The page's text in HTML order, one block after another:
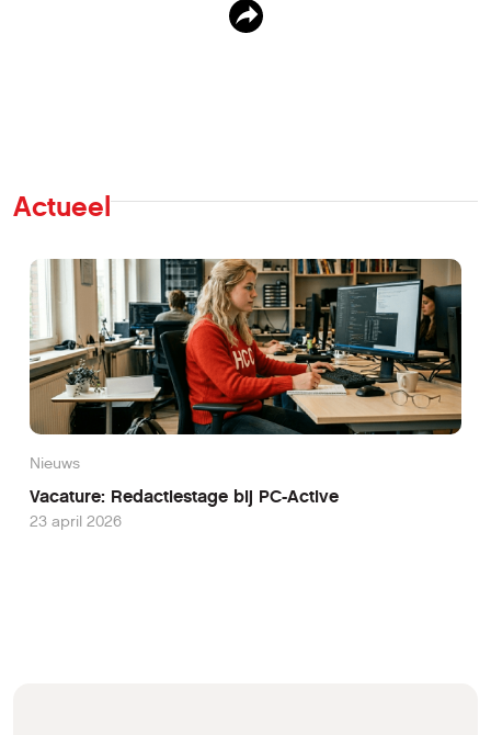
Actueel
Nieuws
Vacature: Redactiestage bij PC-Active
23 april 2026